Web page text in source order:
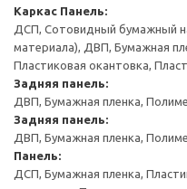
Каркас Панель:
ДСП, Сотовидный бумажный
материала), ДВП, Бумажная
Пластиковая окантовка,
Задняя панель:
ДВП, Бумажная пленка,
Задняя панель:
ДВП, Бумажная пленка,
Панель:
ДСП, Бумажная пленка,